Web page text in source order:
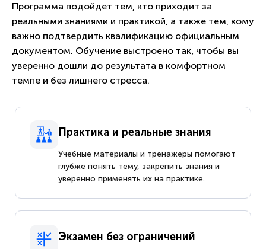
Программа подойдет тем, кто приходит за
реальными знаниями и практикой, а также тем, кому
важно подтвердить квалификацию официальным
документом. Обучение выстроено так, чтобы вы
уверенно дошли до результата в комфортном
темпе и без лишнего стресса.
Практика и реальные знания
Учебные материалы и тренажеры помогают
глубже понять тему, закрепить знания и
уверенно применять их на практике.
Экзамен без ограничений